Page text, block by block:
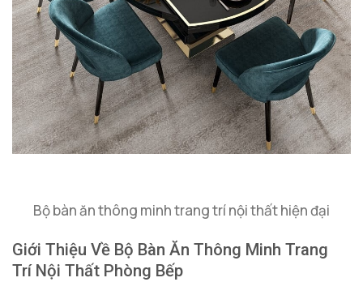
Bộ bàn ăn thông minh trang trí nội thất hiện đại
Giới Thiệu Về Bộ Bàn Ăn Thông Minh Trang
Trí Nội Thất Phòng Bếp